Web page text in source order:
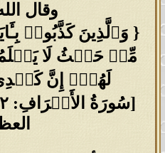
وقال
{ وَٱلَّذِینَ كَذَّبُوا۟
لَهُمۡۚ إِنَّ كَیۡدِی